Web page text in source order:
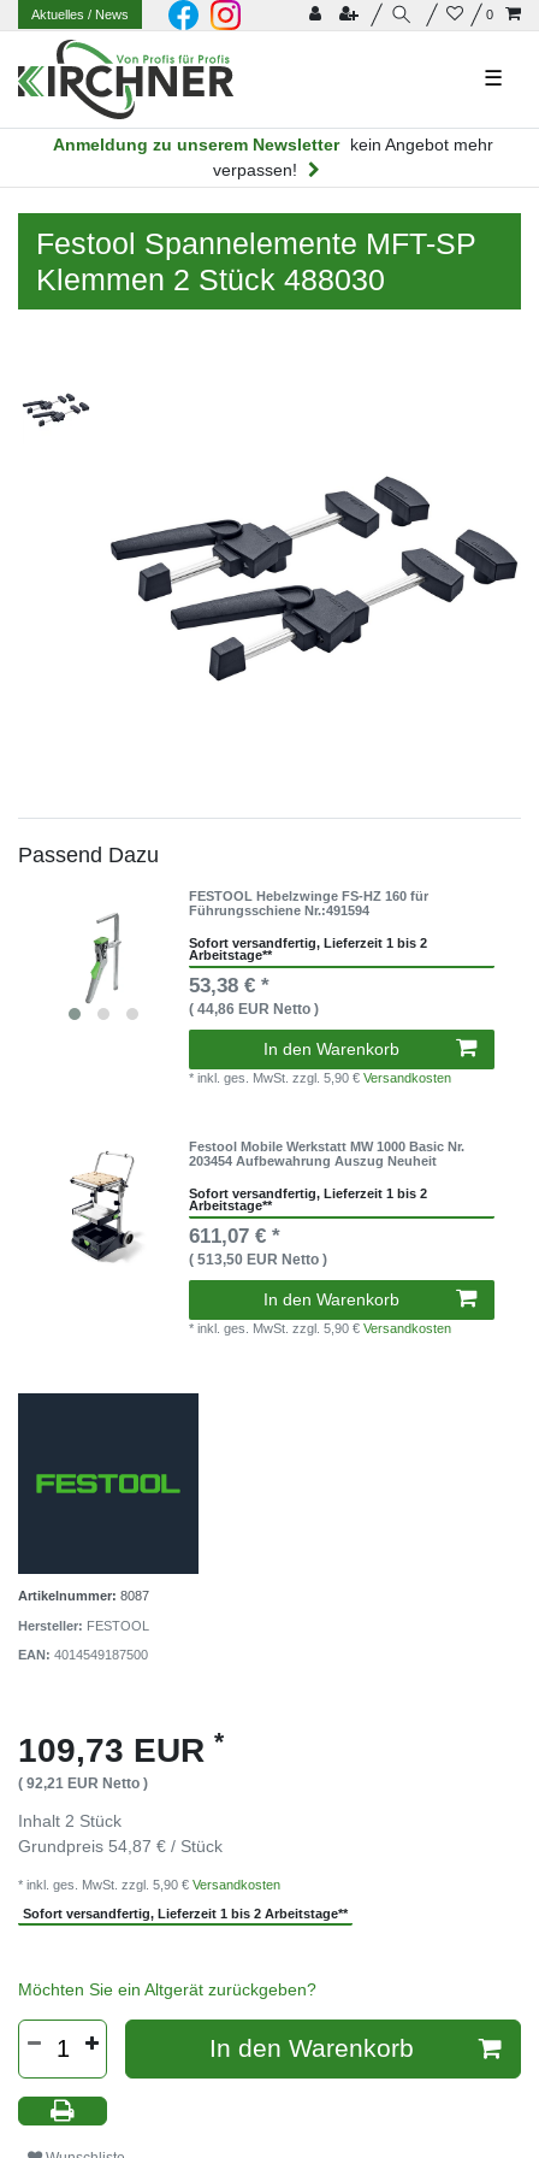
0
Aktuelles/ News
☰
Anmeldung zu unserem Newsletter
kein Angebot mehr
verpassen!
Festool Spannelemente MFT-SP
Klemmen 2 Stück 488030
Passend Dazu
FESTOOL Hebelzwinge FS-HZ 160 für
Führungsschiene Nr.:491594
Sofort versandfertig, Lieferzeit 1 bis 2
Arbeitstage**
53,38 € *
( 44,86 EUR Netto )
In den Warenkorb
* inkl. ges. MwSt.zzgl. 5,90 €Versandkosten
Festool Mobile Werkstatt MW 1000 Basic Nr.
203454 Aufbewahrung Auszug Neuheit
Sofort versandfertig, Lieferzeit 1 bis 2
Arbeitstage**
611,07 € *
( 513,50 EUR Netto )
In den Warenkorb
* inkl. ges. MwSt.zzgl. 5,90 €Versandkosten
Artikelnummer: 8087
Hersteller: FESTOOL
EAN: 4014549187500
109,73 EUR *
( 92,21 EUR Netto )
Inhalt 2 Stück
Grundpreis 54,87 € / Stück
* inkl. ges. MwSt. zzgl. 5,90 € Versandkosten
Sofort versandfertig, Lieferzeit 1 bis 2 Arbeitstage**
Möchten Sie ein Altgerät zurückgeben?
In den Warenkorb